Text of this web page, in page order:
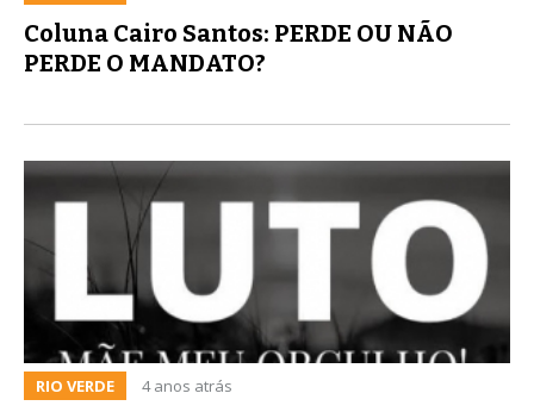
Coluna Cairo Santos: PERDE OU NÃO
PERDE O MANDATO?
RIO VERDE 4 anos atrás